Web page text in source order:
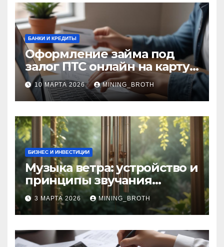
БАНКИ И КРЕДИТЫ
Оформление займа под
залог ПТС онлайн на карту
без визита в офис: порядок,
требования и документы
10 МАРТА 2026 MINING_BROTH
БИЗНЕС И ИНВЕСТИЦИИ
Музыка ветра: устройство и
принципы звучания
колокольчиков
3 МАРТА 2026 MINING_BROTH